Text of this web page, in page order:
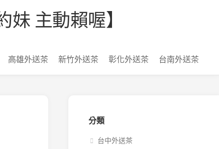
主動賴喔】
高雄外送茶 新竹外送茶 彰化外送茶 台南外送茶
分類
台中外送茶